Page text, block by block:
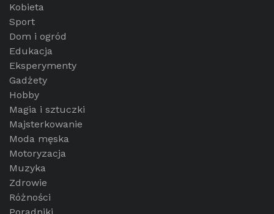
Kobieta
Sport
Dom i ogród
Edukacja
Eksperymenty
Gadżety
Hobby
Magia i sztuczki
Majsterkowanie
Moda męska
Motoryzacja
Muzyka
Zdrowie
Różności
Poradniki